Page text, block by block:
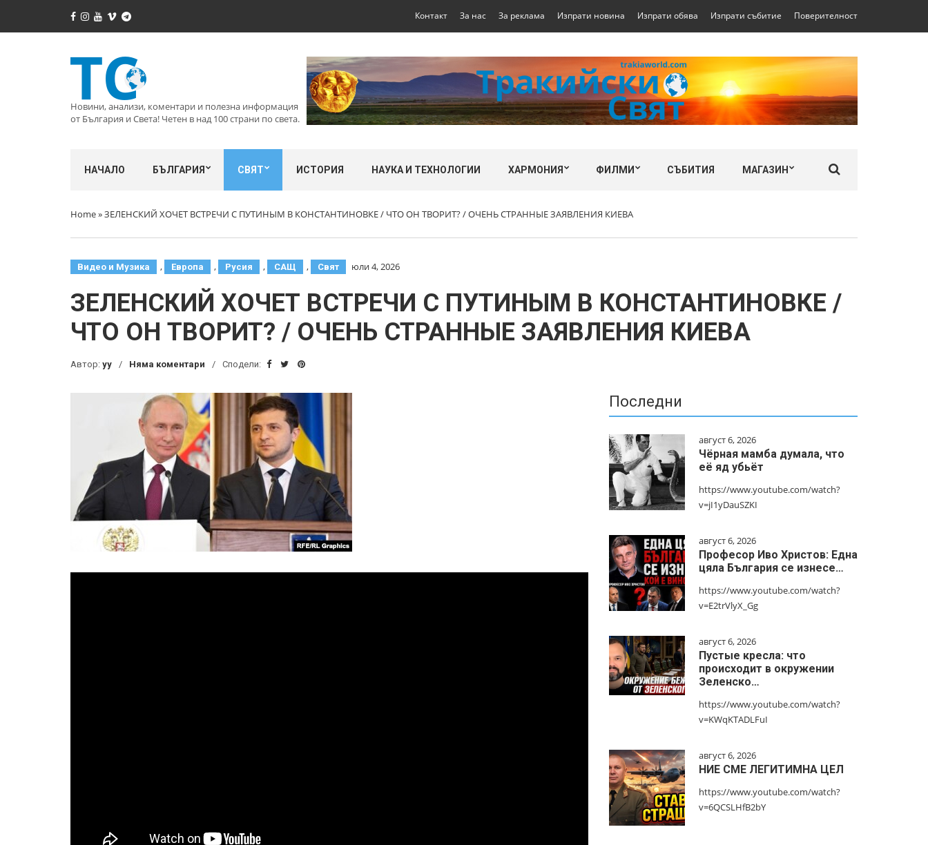
Контакт За нас За реклама Изпрати новина Изпрати обява Изпрати събитие Поверителност
Новини, анализи, коментари и полезна информация
от България и Света! Четен в над 100 страни по света.
НАЧАЛО БЪЛГАРИЯ СВЯТ ИСТОРИЯ НАУКА И ТЕХНОЛОГИИ ХАРМОНИЯ ФИЛМИ СЪБИТИЯ МАГАЗИН
Home»ЗЕЛЕНСКИЙ ХОЧЕТ ВСТРЕЧИ С ПУТИНЫМ В КОНСТАНТИНОВКЕ / ЧТО ОН ТВОРИТ? / ОЧЕНЬ СТРАННЫЕ ЗАЯВЛЕНИЯ КИЕВА
Видео и Музика , Европа , Русия , САЩ , Свят юли 4, 2026
ЗЕЛЕНСКИЙ ХОЧЕТ ВСТРЕЧИ С ПУТИНЫМ В КОНСТАНТИНОВКЕ /
ЧТО ОН ТВОРИТ? / ОЧЕНЬ СТРАННЫЕ ЗАЯВЛЕНИЯ КИЕВА
Автор: yy Няма коментари Сподели:
Последни
август 6, 2026
Чёрная мамба думала, что
её яд убьёт
https://www.youtube.com/watch?
v=jI1yDauSZKI
август 6, 2026
Професор Иво Христов: Една
цяла България се изнесе…
https://www.youtube.com/watch?
v=E2trVlyX_Gg
август 6, 2026
Пустые кресла: что
происходит в окружении
Зеленско…
https://www.youtube.com/watch?
v=KWqKTADLFuI
август 6, 2026
НИЕ СМЕ ЛЕГИТИМНА ЦЕЛ
https://www.youtube.com/watch?
v=6QCSLHfB2bY